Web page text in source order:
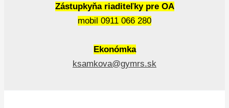
Zástupkyňa riaditeľky pre OA
mobil 0911 066 280
Ekonómka
ksamkova@gymrs.sk